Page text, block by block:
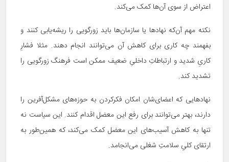
اعتراض از سوی آن‌ها کمک می‌کند.
نکته مهم آن‌که نهادها یا سازمان‌ها باید زورگویی را ریشه‌یابی کنند و
بفهمند چه کاری برای کاهش آن می‌توانند انجام دهند. مثلا فشارِ
کاریِ شدید و ارتباطاتِ داخلیِ ضعیف ممکن است فرهنگ زورگویی را
تشدید کند.
نهادهایی که اعضای‌شان امکان فکرکردن به حوزه‌های مشکل‌آفرین را
دارند، بهتر می‌توانند برای رفع این معضل اقدام کنند. این سیاست نه
تنها به کاهش آسیب‌های این معضل کمک می‌کند، که همین‌طور به
ارتقای کلیِ سلامتِ شغلی می‌انجامد.